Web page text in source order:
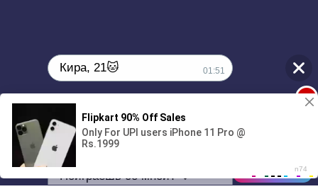
01/07
00:00
Кира, 21🐱 01:51
Поиграешь со мной? 💖🐾
1